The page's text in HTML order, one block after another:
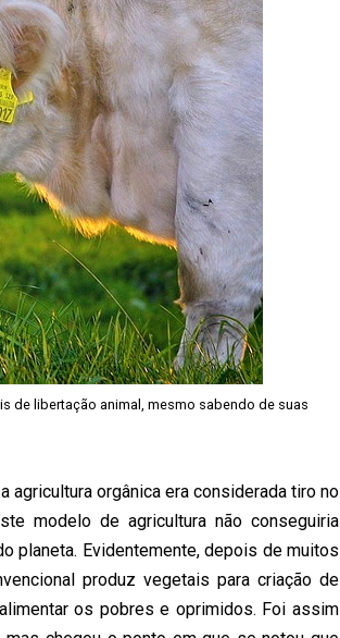
de libertação animal, mesmo sabendo de suas
agricultura orgânica era considerada tiro no
modelo de agricultura não conseguiria
planeta. Evidentemente, depois de muitos
produz vegetais para criação de
os pobres e oprimidos. Foi assim